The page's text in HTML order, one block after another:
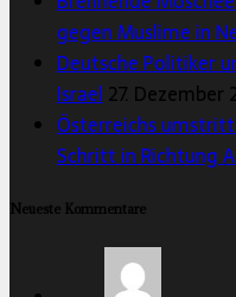
gegen Muslime in
Deutsche Politiker
Israel 27. Dezember
Österreichs
Schritt in Richtung
Neueste Kommentare